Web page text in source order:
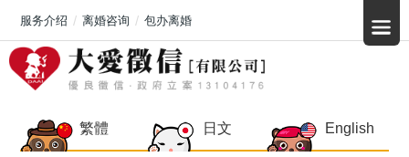
繁體 日文 English
服务介绍 离婚咨询 包办离婚